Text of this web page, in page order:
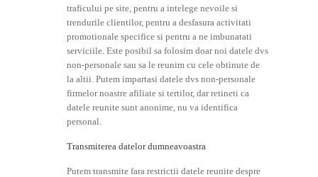
traficului pe site, pentru a intelege nevoile si
trendurile clientilor, pentru a desfasura activitati
promotionale specifice si pentru a ne imbunatati
serviciile. Este posibil sa folosim doar noi datele dvs
non-personale sau sa le reunim cu cele obtinute de
la altii. Putem impartasi datele dvs non-personale
firmelor noastre afiliate si tertilor, dar retineti ca
datele reunite sunt anonime, nu va identifica
personal.
Transmiterea datelor dumneavoastra
Putem transmite fara restrictii datele reunite despre